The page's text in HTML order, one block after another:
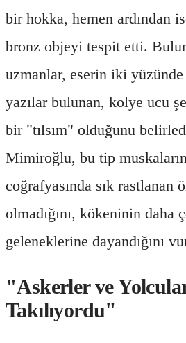
bir hokka, hemen ardından
bronz objeyi tespit etti.
uzmanlar, eserin iki
yazılar bulunan, kolye ucu
bir "tılsım" olduğunu
Mimiroğlu, bu tip
coğrafyasında sık rastlanan
olmadığını, kökeninin daha
geleneklerine dayandığını
"Askerler ve
Takılıyordu"